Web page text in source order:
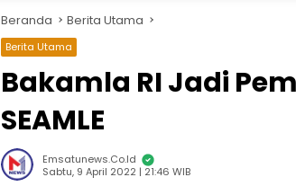
Beranda Berita Utama
Berita Utama
Bakamla RI Jadi
SEAMLE
Emsatunews.co.id
Sabtu, 9 April 2022 | 21:46 WIB